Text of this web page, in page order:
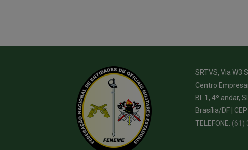
SRTVS, Via W3
Centro
Bl. 1, 4º andar,
Brasília/DF |
TELEFONE: (61)